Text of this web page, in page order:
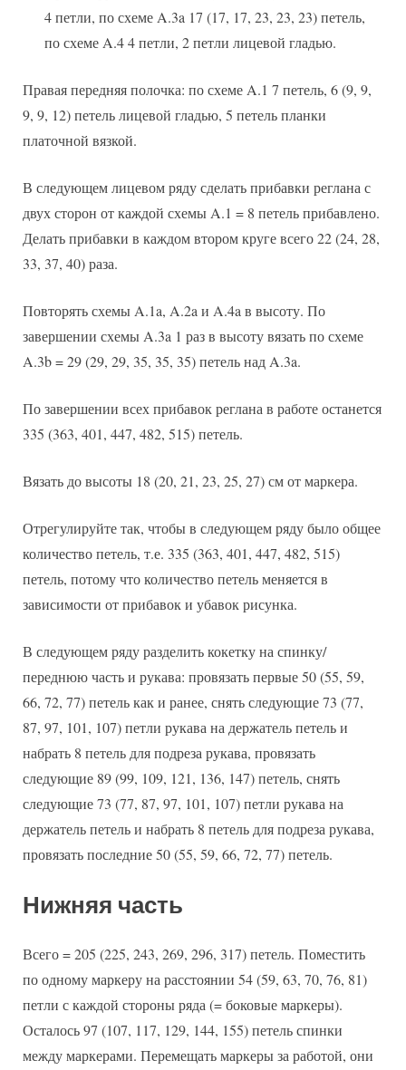
4 петли, по схеме A.3a 17 (17, 17, 23, 23, 23) петель,
по схеме A.4 4 петли, 2 петли лицевой гладью.
Правая передняя полочка: по схеме A.1 7 петель, 6 (9, 9,
9, 9, 12) петель лицевой гладью, 5 петель планки
платочной вязкой.
В следующем лицевом ряду сделать прибавки реглана с
двух сторон от каждой схемы A.1 = 8 петель прибавлено.
Делать прибавки в каждом втором круге всего 22 (24, 28,
33, 37, 40) раза.
Повторять схемы A.1a, A.2a и A.4a в высоту. По
завершении схемы A.3a 1 раз в высоту вязать по схеме
A.3b = 29 (29, 29, 35, 35, 35) петель над A.3a.
По завершении всех прибавок реглана в работе останется
335 (363, 401, 447, 482, 515) петель.
Вязать до высоты 18 (20, 21, 23, 25, 27) см от маркера.
Отрегулируйте так, чтобы в следующем ряду было общее
количество петель, т.е. 335 (363, 401, 447, 482, 515)
петель, потому что количество петель меняется в
зависимости от прибавок и убавок рисунка.
В следующем ряду разделить кокетку на спинку/
переднюю часть и рукава: провязать первые 50 (55, 59,
66, 72, 77) петель как и ранее, снять следующие 73 (77,
87, 97, 101, 107) петли рукава на держатель петель и
набрать 8 петель для подреза рукава, провязать
следующие 89 (99, 109, 121, 136, 147) петель, снять
следующие 73 (77, 87, 97, 101, 107) петли рукава на
держатель петель и набрать 8 петель для подреза рукава,
провязать последние 50 (55, 59, 66, 72, 77) петель.
Нижняя часть
Всего = 205 (225, 243, 269, 296, 317) петель. Поместить
по одному маркеру на расстоянии 54 (59, 63, 70, 76, 81)
петли с каждой стороны ряда (= боковые маркеры).
Осталось 97 (107, 117, 129, 144, 155) петель спинки
между маркерами. Перемещать маркеры за работой, они